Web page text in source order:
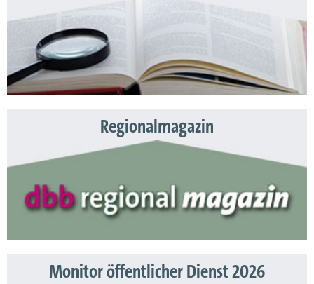
Regionalmagazin
Monitor öffentlicher Dienst 2026